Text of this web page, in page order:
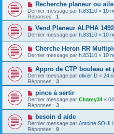
Recherche planeur ou
Dernier message par h.83110 « 10
Réponses : 1
Vend Planeur ALPHA
Dernier message par h.83110 « 10
Cherche Heron RR
Dernier message par h.83110 « 10
Appro de CTP bouleau et
Dernier message par olivier D « 24
Réponses : 3
pince à sertir
Dernier message par Chamy34 «
Réponses : 3
besoin d aide
Dernier message par Antoine
Réponses : 9